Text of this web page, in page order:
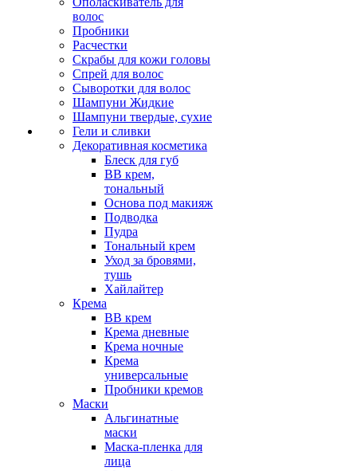
волос
Пробники
Расчестки
Скрабы для кожи головы
Спрей для волос
Сыворотки для волос
Шампуни Жидкие
Шампуни твердые, сухие
Гели и сливки
Декоративная косметика
Блеск для губ
ВВ крем,
тональный
Основа под макияж
Подводка
Пудра
Тональный крем
Уход за бровями,
тушь
Хайлайтер
Крема
ВВ крем
Крема дневные
Крема ночные
Крема
универсальные
Пробники кремов
Маски
Альгинатные
маски
Маска-пленка для
лица